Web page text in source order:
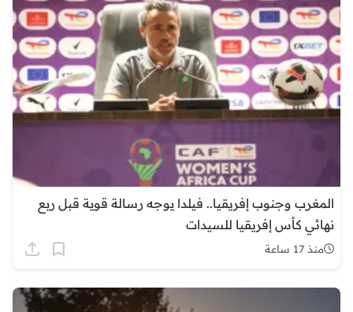
المغرب وجنوب إفريقيا.. فيلدا يوجه رسالة قوية قبل ربع
نهائي كأس إفريقيا للسيدات
منذ 17 ساعة